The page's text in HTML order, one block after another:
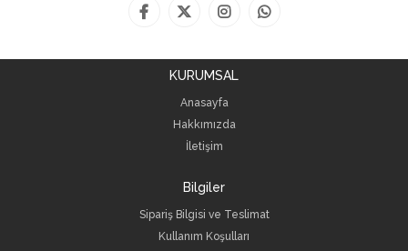
KURUMSAL
Anasayfa
Hakkımızda
İletişim
Bilgiler
Sipariş Bilgisi ve Teslimat
Kullanım Koşulları